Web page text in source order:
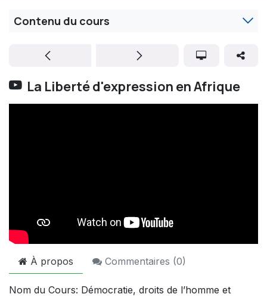
Contenu du cours
La Liberté d'expression en Afrique
À propos Commentaires (0)
Nom du Cours: Démocratie, droits de l’homme et